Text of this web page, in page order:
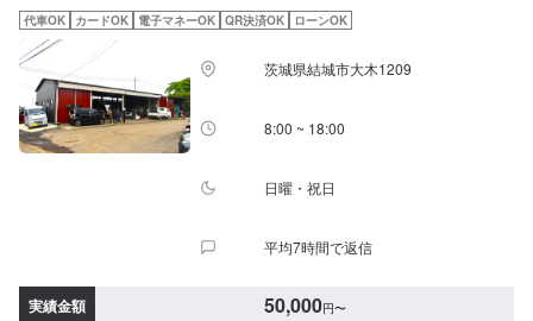
代車OK カードOK 電子マネーOK QR決済OK ローンOK
茨城県結城市大木1209
8:00 ~ 18:00
日曜・祝日
平均7時間で返信
実績金額 50,000円〜